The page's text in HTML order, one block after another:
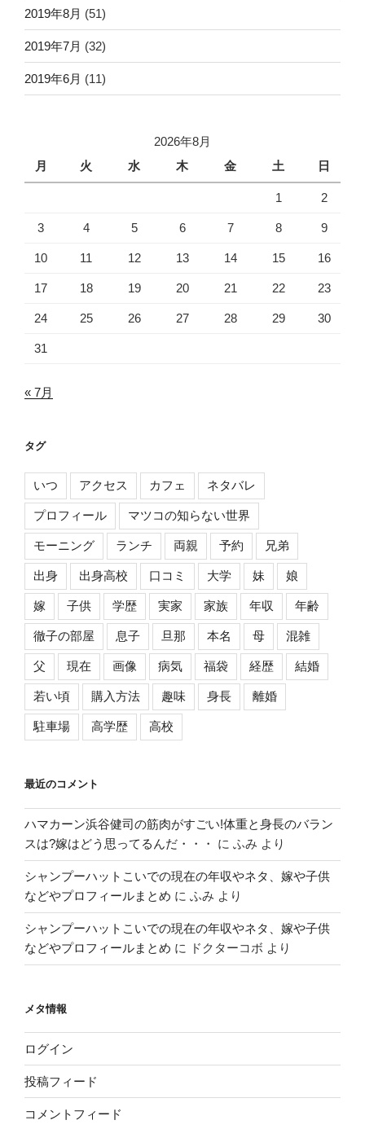
2019年8月 (51)
2019年7月 (32)
2019年6月 (11)
2026年8月
月
火 水 木 金 土 日
1 2
3 4 5 6 7 8 9
10 11 12 13 14 15 16
17 18 19 20 21 22 23
24 25 26 27 28 29 30
31
« 7月
タグ
いつ アクセス カフェ ネタバレ
プロフィール マツコの知らない世界
モーニング ランチ 両親 予約 兄弟
出身 出身高校 口コミ 大学 妹 娘
嫁 子供 学歴 実家 家族 年収 年齢
徹子の部屋 息子 旦那 本名 母 混雑
父 現在 画像 病気 福袋 経歴 結婚
若い頃 購入方法 趣味 身長 離婚
駐車場 高学歴 高校
最近のコメント
ハマカーン浜谷健司の筋肉がすごい!体重と身長のバラン
スは?嫁はどう思ってるんだ・・・
に ふみ より
シャンプーハットこいでの現在の年収やネタ、嫁や子供
などやプロフィールまとめ に ふみ より
シャンプーハットこいでの現在の年収やネタ、嫁や子供
などやプロフィールまとめ に ドクターコボ より
メタ情報
ログイン
投稿フィード
コメントフィード